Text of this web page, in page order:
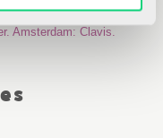
Amsterdam: Clavis.